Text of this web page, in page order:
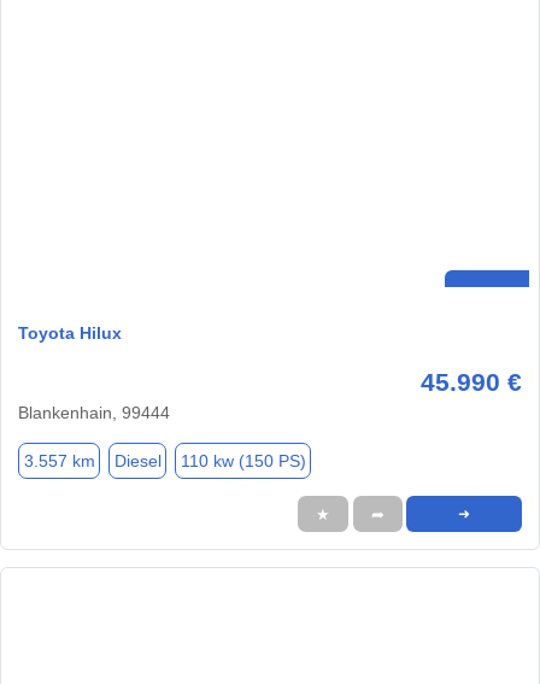
Toyota Hilux
45.990 €
Blankenhain, 99444
3.557 km Diesel 110 kw (150 PS)
★ ➦ ➜